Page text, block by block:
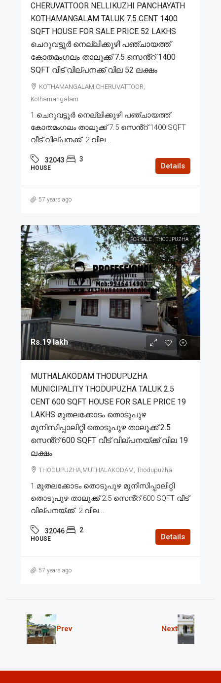
CHERUVATTOOR NELLIKUZHI PANCHAYATH
KOTHAMANGALAM TALUK 7.5 CENT 1400
SQFT HOUSE FOR SALE PRICE 52 LAKHS
ചെറുവട്ടൂർ നെല്ലിക്കുഴി പഞ്ചായത്ത്
കോതമംഗലം താലൂക്ക് 7.5 സെൻ്റ് 1400
SQFT വീട് വില്പനക്ക് വില 52 ലക്ഷം
KOTHAMANGALAM,CHERUVATTOOR,
Kothamangalam
1.ചെറുവട്ടൂർ നെല്ലിക്കുഴി പഞ്ചായത്ത്
കോതമംഗലം താലൂക്ക് 7.5 സെൻ്റ് 1400 SQFT
വീട് വില്പനക്ക്. 2.വില...
32043 3
HOUSE Details
57 years ago
FOR SALE THODUPUZHA
Rs.19 lakh
MUTHALAKODAM THODUPUZHA
MUNICIPALITY THODUPUZHA TALUK 2.5
CENT 600 SQFT HOUSE FOR SALE PRICE 19
LAKHS മുതലക്കോടം തൊടുപുഴ
മുനിസിപ്പാലിറ്റി തൊടുപുഴ താലൂക്ക് 2.5
സെൻ്റ് 600 SQFT വീട് വില്പനയ്ക്ക് വില 19
ലക്ഷം
THODUPUZHA,MUTHALAKODAM, Thodupuzha
1.മുതലക്കോടം തൊടുപുഴ മുനിസിപ്പാലിറ്റി
തൊടുപുഴ താലൂക്ക് 2.5 സെൻ്റ് 600 SQFT വീട്
വില്പനയ്ക്ക്. 2.വില...
32046 2
HOUSE Details
57 years ago
Prev Next